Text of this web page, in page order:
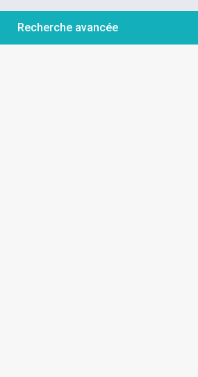
Recherche avancée